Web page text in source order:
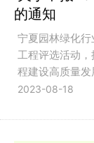
的通知
宁夏园林绿化
工程评选活动
程建设高质量发
2023-08-18